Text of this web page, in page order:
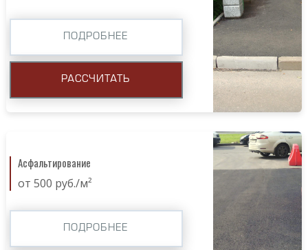
ПОДРОБНЕЕ
РАССЧИТАТЬ
Асфальтирование
от 500 руб./м²
ПОДРОБНЕЕ